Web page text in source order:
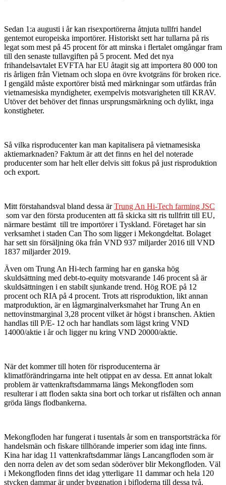
Sedan 1:a augusti i år kan risexportörerna åtnjuta tullfri handel
gentemot europeiska importörer. Historiskt sett har tullarna på ris
legat som mest på 45 procent för att minska i flertalet omgångar fram
till den senaste tullavgiften på 5 procent. Med det nya
frihandelsavtalet EVFTA har EU åtagit sig att importera 80 000 ton
ris årligen från Vietnam och slopa en övre kvotgräns för broken rice.
I gengäld måste exportörer bistå med märkningar som utfärdas från
vietnamesiska myndigheter, exempelvis motsvarigheten till KRAV.
Utöver det behöver det finnas ursprungsmärkning och dylikt, inga
konstigheter.
Så vilka risproducenter kan man kapitalisera på vietnamesiska
aktiemarknaden? Faktum är att det finns en hel del noterade
producenter som har helt eller delvis sitt fokus på just risproduktion
och export.
Mitt förstahandsval bland dessa ärTrung An Hi-Tech farming JSC
som var den första producenten att få skicka sitt ris tullfritt till EU,
närmare bestämt till tre importörer i Tyskland. Företaget har sin
verksamhet i staden Can Tho som ligger i Mekongdeltat. Bolaget
har sett sin försäljning öka från VND 937 miljarder 2016 till VND
1837 miljarder 2019.
Även om Trung An Hi-tech farming har en ganska hög
skuldsättning med debt-to-equity motsvarande 146 procent så är
skuldsättningen i en stabilt sjunkande trend. Hög ROE på 12
procent och RIA på 4 procent. Trots att risproduktion, likt annan
matproduktion, är en lågmarginalverksmahet har Trung An en
nettovinstmarginal 3,28 procent vilket är högst i branschen. Aktien
handlas till P/E- 12 och har handlats som lägst kring VND
14000/aktie i år och ligger nu kring VND 20000/aktie.
När det kommer till hoten för risproducenterna är
klimatförändringarna inte helt otippat en av dessa. Ett annat lokalt
problem är vattenkraftsdammarna längs Mekongfloden som
resulterar i att floden sakta sina bort och torkar ut risfälten och annan
gröda längs flodbankerna.
Mekongfloden har fungerat i tusentals år som en transportsträcka för
handelsmän och fiskare tillhörande imperier som idag inte finns.
Kina har idag 11 vattenkraftsdammar längs Lancangfloden som är
den norra delen av det som sedan söderöver blir Mekongfloden. Väl
i Mekongfloden finns det idag ytterligare 11 dammar och hela 120
stycken dammar är under byggnation i bifloderna till dessa två.